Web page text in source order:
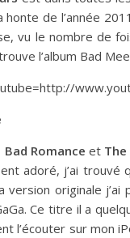
de l’année
vu le nombre de
l’album Bad
Bad Romance et
adoré, j’ai
version originale
Ce titre il a
l’écouter sur mon